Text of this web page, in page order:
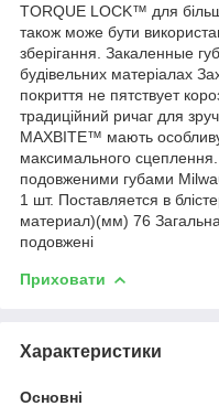
TORQUE LOCK™ для
також може бути
зберігання. Закаленные
будівельних матеріалах
покриття не пятствует
традиційний ричаг для
MAXBITE™ мають
максимального
подовженими губами
1 шт. Поставляется в
материал)(мм) 76
подовжені
Приховати
Характеристики
Основні